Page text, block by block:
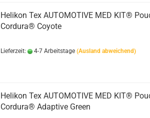
Helikon Tex AUTOMOTIVE MED KIT®
Cordura® Coyote
Lieferzeit: 4-7 Arbeitstage (Ausland abweichend)
Helikon Tex AUTOMOTIVE MED KIT®
Cordura® Adaptive Green